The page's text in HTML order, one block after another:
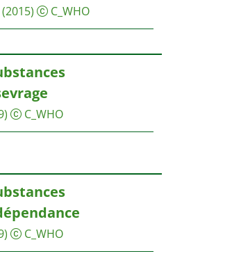
(2015) C_WHO
C_WHO
C_WHO